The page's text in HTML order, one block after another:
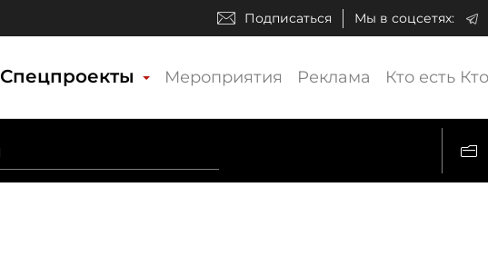
Подписаться Мы в соцсетях:
Спецпроекты Мероприятия Реклама Кто есть Кто